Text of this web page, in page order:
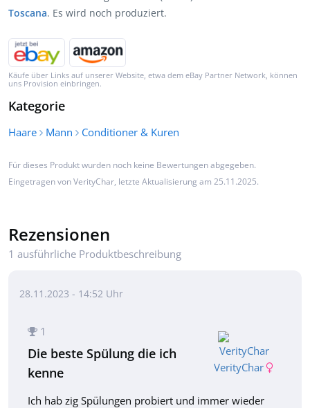
Toscana. Es wird noch produziert.
Käufe über Links auf unserer Website, etwa dem eBay Partner Network, können
uns Provision einbringen.
Kategorie
Haare Mann Conditioner & Kuren
Für dieses Produkt wurden noch keine Bewertungen abgegeben.
Eingetragen vonVerityChar, letzte Aktualisierung am 25.11.2025.
Rezensionen
1 ausführliche Produktbeschreibung
28.11.2023 - 14:52 Uhr
VerityChar
1
Die beste Spülung die ich
kenne
Ich hab zig Spülungen probiert und immer wieder